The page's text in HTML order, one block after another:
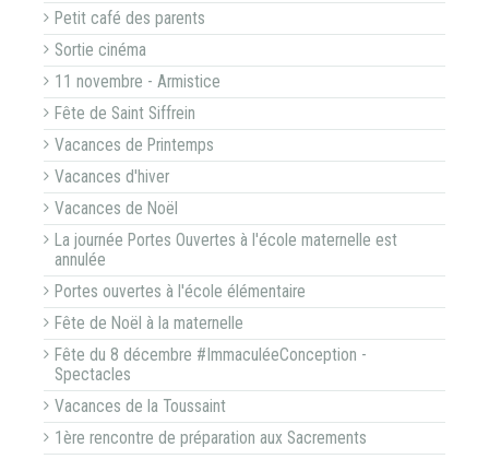
Petit café des parents
Sortie cinéma
11 novembre - Armistice
Fête de Saint Siffrein
Vacances de Printemps
Vacances d'hiver
Vacances de Noël
La journée Portes Ouvertes à l'école maternelle est
annulée
Portes ouvertes à l'école élémentaire
Fête de Noël à la maternelle
Fête du 8 décembre #ImmaculéeConception -
Spectacles
Vacances de la Toussaint
1ère rencontre de préparation aux Sacrements